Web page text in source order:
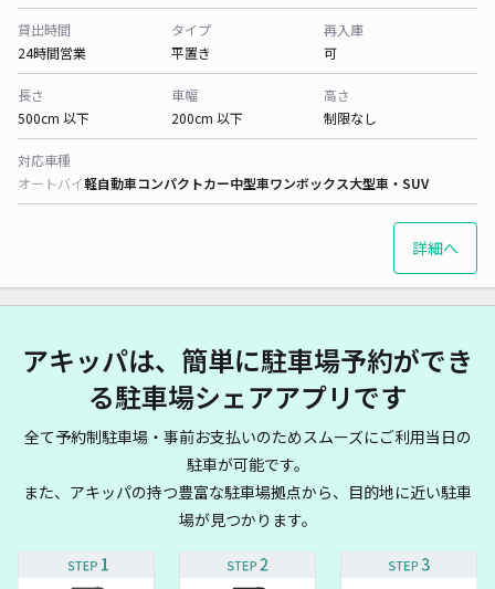
貸出時間
24時間営業
タイプ
平置き
再入庫
可
長さ
500cm 以下
車幅
200cm 以下
高さ
制限なし
対応車種
オートバイ軽自動車コンパクトカー中型車ワンボックス大型車・SUV
詳細へ
アキッパは、簡単に駐車場予約ができ
る駐車場シェアアプリです
全て予約制駐車場・事前お支払いのためスムーズにご利用当日の
駐車が可能です。
また、アキッパの持つ豊富な駐車場拠点から、目的地に近い駐車
場が見つかります。